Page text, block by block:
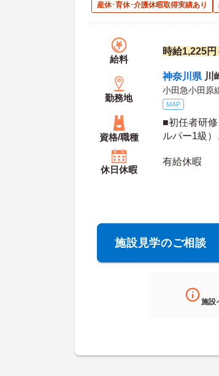
産休･育休･介護休暇取得実績あり
給料
時給1,225円
勤務地
神奈川県 川
小田急小田原
MAP
資格/職種
■初任者研
ルパー1級
休日休暇
有給休暇
施設見学のご相談
施設